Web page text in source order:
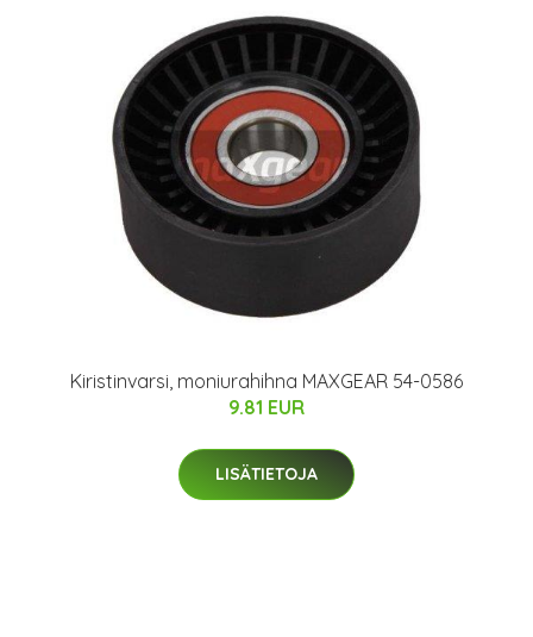
Kiristinvarsi, moniurahihna MAXGEAR 54-0586
9.81 EUR
LISÄTIETOJA